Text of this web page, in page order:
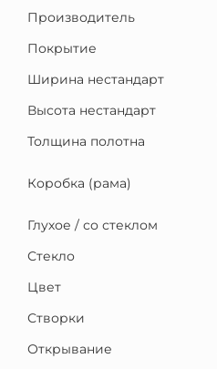
Производитель
Покрытие
Ширина нестандарт
Высота нестандарт
Толщина полотна
Коробка (рама)
Глухое / со стеклом
Стекло
Цвет
Створки
Открывание